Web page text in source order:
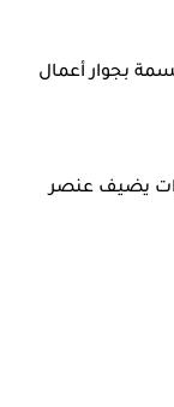
بجوار أعمال
يضيف عنصر